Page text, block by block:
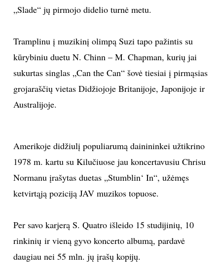
„Slade“ jų pirmojo didelio turnė metu.
Tramplinu į muzikinį olimpą Suzi tapo pažintis su
kūrybiniu duetu N. Chinn – M. Chapman, kurių jai
sukurtas singlas „Can the Can“ šovė tiesiai į pirmąsias
grojaraščių vietas Didžiojoje Britanijoje, Japonijoje ir
Australijoje.
Amerikoje didžiulį populiarumą dainininkei užtikrino
1978 m. kartu su Kilučiuose jau koncertavusiu Chrisu
Normanu įrašytas duetas „Stumblin‘ In“, užėmęs
ketvirtąją poziciją JAV muzikos topuose.
Per savo karjerą S. Quatro išleido 15 studijinių, 10
rinkinių ir vieną gyvo koncerto albumą, pardavė
daugiau nei 55 mln. jų įrašų kopijų.